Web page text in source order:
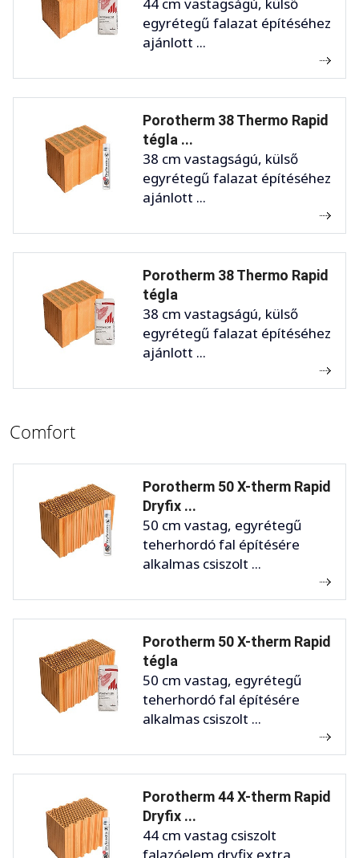
egyrétegű falazat építéséhez
ajánlott ...
Porotherm 38 Thermo Rapid
tégla ...
38 cm vastagságú, külső
egyrétegű falazat építéséhez
ajánlott ...
Porotherm 38 Thermo Rapid
tégla
38 cm vastagságú, külső
egyrétegű falazat építéséhez
ajánlott ...
Comfort
Porotherm 50 X-therm Rapid
Dryfix ...
50 cm vastag, egyrétegű
teherhordó fal építésére
alkalmas csiszolt ...
Porotherm 50 X-therm Rapid
tégla
50 cm vastag, egyrétegű
teherhordó fal építésére
alkalmas csiszolt ...
Porotherm 44 X-therm Rapid
Dryfix ...
44 cm vastag csiszolt
falazóelem dryfix extra